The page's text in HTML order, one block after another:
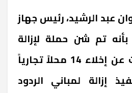
عبد الرشيد، رئيس جهاز
بأنه تم شن حملة لإزالة
المخالفات، أسفرت عن إخلاء 14 محلاً تجارياً
إزالة لمباني الردود